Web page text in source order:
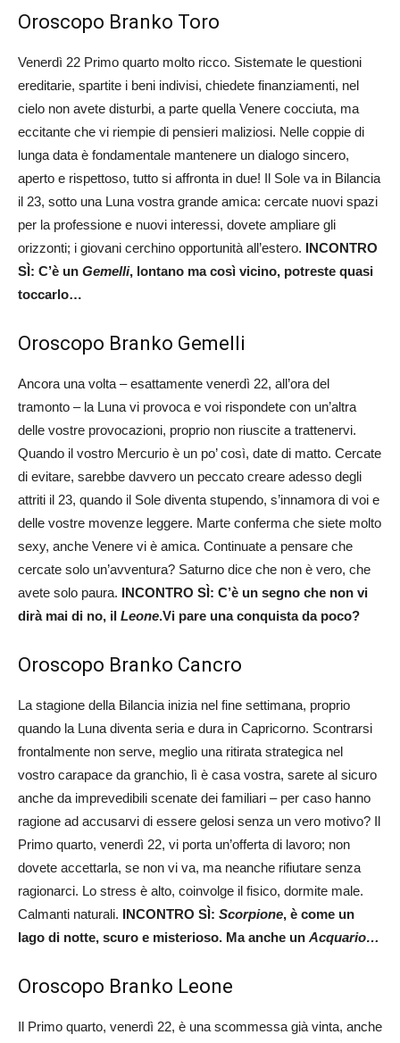
Oroscopo Branko Toro
Venerdì 22 Primo quarto molto ricco. Sistemate le questioni
ereditarie, spartite i beni indivisi, chiedete finanziamenti, nel
cielo non avete disturbi, a parte quella Venere cocciuta, ma
eccitante che vi riempie di pensieri maliziosi. Nelle coppie di
lunga data è fondamentale mantenere un dialogo sincero,
aperto e rispettoso, tutto si affronta in due! Il Sole va in Bilancia
il 23, sotto una Luna vostra grande amica: cercate nuovi spazi
per la professione e nuovi interessi, dovete ampliare gli
orizzonti; i giovani cerchino opportunità all’estero. INCONTRO
SÌ: C’è un Gemelli, lontano ma così vicino, potreste quasi
toccarlo…
Oroscopo Branko Gemelli
Ancora una volta – esattamente venerdì 22, all’ora del
tramonto – la Luna vi provoca e voi rispondete con un’altra
delle vostre provocazioni, proprio non riuscite a trattenervi.
Quando il vostro Mercurio è un po’ così, date di matto. Cercate
di evitare, sarebbe davvero un peccato creare adesso degli
attriti il 23, quando il Sole diventa stupendo, s’innamora di voi e
delle vostre movenze leggere. Marte conferma che siete molto
sexy, anche Venere vi è amica. Continuate a pensare che
cercate solo un’avventura? Saturno dice che non è vero, che
avete solo paura. INCONTRO SÌ: C’è un segno che non vi
dirà mai di no, il Leone.Vi pare una conquista da poco?
Oroscopo Branko Cancro
La stagione della Bilancia inizia nel fine settimana, proprio
quando la Luna diventa seria e dura in Capricorno. Scontrarsi
frontalmente non serve, meglio una ritirata strategica nel
vostro carapace da granchio, lì è casa vostra, sarete al sicuro
anche da imprevedibili scenate dei familiari – per caso hanno
ragione ad accusarvi di essere gelosi senza un vero motivo? Il
Primo quarto, venerdì 22, vi porta un’offerta di lavoro; non
dovete accettarla, se non vi va, ma neanche rifiutare senza
ragionarci. Lo stress è alto, coinvolge il fisico, dormite male.
Calmanti naturali. INCONTRO SÌ: Scorpione, è come un
lago di notte, scuro e misterioso. Ma anche un Acquario…
Oroscopo Branko Leone
Il Primo quarto, venerdì 22, è una scommessa già vinta, anche